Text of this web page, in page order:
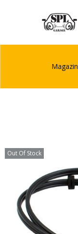
Magazin
Out Of Stock